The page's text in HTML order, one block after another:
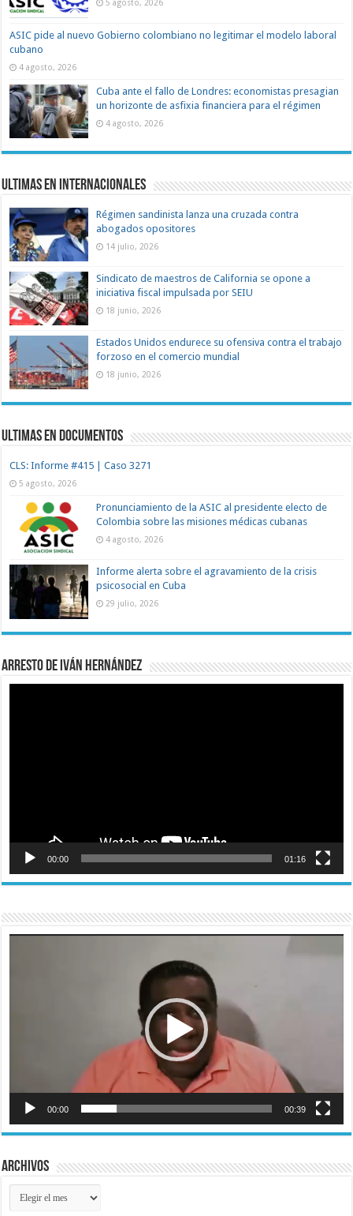
5 agosto, 2026
ASIC pide al nuevo Gobierno colombiano no legitimar el modelo laboral
cubano
4 agosto, 2026
Cuba ante el fallo de Londres: economistas presagian
un horizonte de asfixia financiera para el régimen
4 agosto, 2026
Ultimas en Internacionales
Régimen sandinista lanza una cruzada contra
abogados opositores
14 julio, 2026
Sindicato de maestros de California se opone a
iniciativa fiscal impulsada por SEIU
18 junio, 2026
Estados Unidos endurece su ofensiva contra el trabajo
forzoso en el comercio mundial
18 junio, 2026
Ultimas en documentos
CLS: Informe #415 | Caso 3271
5 agosto, 2026
Pronunciamiento de la ASIC al presidente electo de
Colombia sobre las misiones médicas cubanas
4 agosto, 2026
Informe alerta sobre el agravamiento de la crisis
psicosocial en Cuba
29 julio, 2026
Arresto de Iván Hernández
00:00 01:16
Reproductor
00:00 00:39
Archivos
Archivos